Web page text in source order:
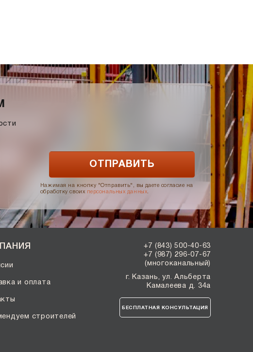
Нажимая на кнопку "Отправить", вы даете согласие на
обработку своих персональных данных
и оплата
строителей
+7 (843) 500-40-63
+7 (987) 296-07-67
(многоканальный)
г. Казань, ул. Альберта
Камалеева д. 34а
БЕСПЛАТНАЯ КОНСУЛЬТАЦИЯ